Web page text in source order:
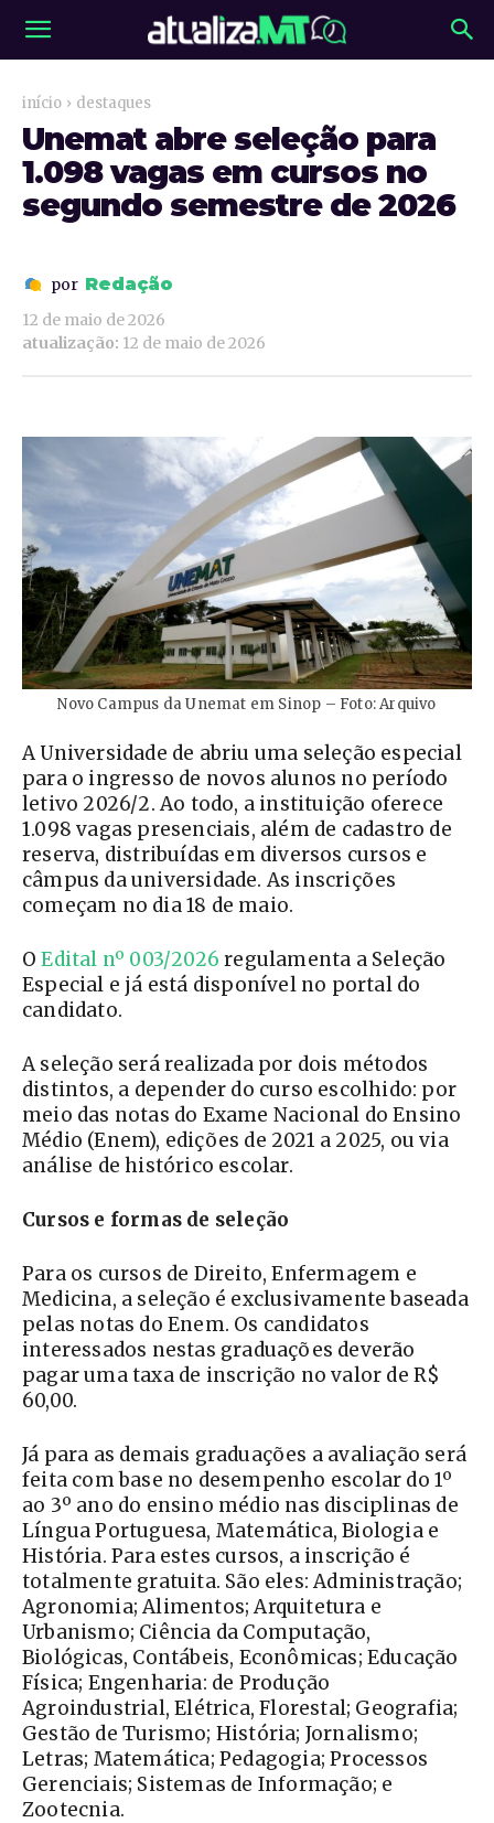
início destaques
Unemat abre seleção para
1.098 vagas em cursos no
segundo semestre de 2026
por Redação
12 de maio de 2026
atualização: 12 de maio de 2026
Novo Campus da Unemat em Sinop – Foto: Arquivo
A Universidade de abriu uma seleção especial
para o ingresso de novos alunos no período
letivo 2026/2. Ao todo, a instituição oferece
1.098 vagas presenciais, além de cadastro de
reserva, distribuídas em diversos cursos e
câmpus da universidade. As inscrições
começam no dia 18 de maio.
OEdital nº 003/2026 regulamenta a Seleção
Especial e já está disponível no portal do
candidato.
A seleção será realizada por dois métodos
distintos, a depender do curso escolhido: por
meio das notas do Exame Nacional do Ensino
Médio (Enem), edições de 2021 a 2025, ou via
análise de histórico escolar.
Cursos e formas de seleção
Para os cursos de Direito, Enfermagem e
Medicina, a seleção é exclusivamente baseada
pelas notas do Enem. Os candidatos
interessados nestas graduações deverão
pagar uma taxa de inscrição no valor de R$
60,00.
Já para as demais graduações a avaliação será
feita com base no desempenho escolar do 1º
ao 3º ano do ensino médio nas disciplinas de
Língua Portuguesa, Matemática, Biologia e
História. Para estes cursos, a inscrição é
totalmente gratuita. São eles: Administração;
Agronomia; Alimentos; Arquitetura e
Urbanismo; Ciência da Computação,
Biológicas, Contábeis, Econômicas; Educação
Física; Engenharia: de Produção
Agroindustrial, Elétrica, Florestal; Geografia;
Gestão de Turismo; História; Jornalismo;
Letras; Matemática; Pedagogia; Processos
Gerenciais; Sistemas de Informação; e
Zootecnia.